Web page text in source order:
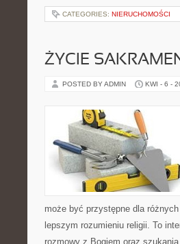
CATEGORIES: NIERUCHOMOŚCI
ŻYCIE
POSTED BY ADMIN KWI - 6 -
może być przystępne dla
lepszym rozumieniu religii. To
rozmowy z Bogiem oraz